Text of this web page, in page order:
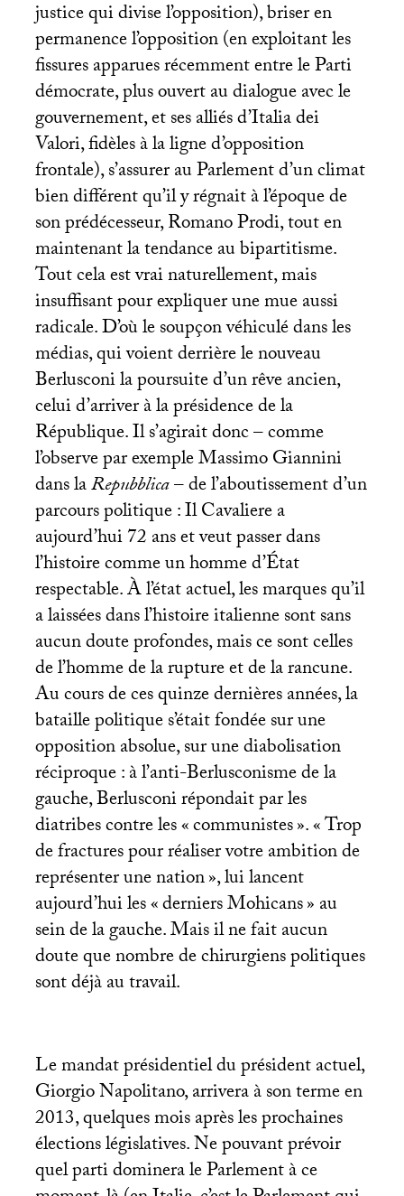
justice qui divise l’opposition), briser en
permanence l’opposition (en exploitant les
fissures apparues récemment entre le Parti
démocrate, plus ouvert au dialogue avec le
gouvernement, et ses alliés d’Italia dei
Valori, fidèles à la ligne d’opposition
frontale), s’assurer au Parlement d’un climat
bien différent qu’il y régnait à l’époque de
son prédécesseur, Romano Prodi, tout en
maintenant la tendance au bipartitisme.
Tout cela est vrai naturellement, mais
insuffisant pour expliquer une mue aussi
radicale. D’où le soupçon véhiculé dans les
médias, qui voient derrière le nouveau
Berlusconi la poursuite d’un rêve ancien,
celui d’arriver à la présidence de la
République. Il s’agirait donc – comme
l’observe par exemple Massimo Giannini
dans laRepubblica– de l’aboutissement d’un
parcours politique : Il Cavaliere a
aujourd’hui 72 ans et veut passer dans
l’histoire comme un homme d’État
respectable. À l’état actuel, les marques qu’il
a laissées dans l’histoire italienne sont sans
aucun doute profondes, mais ce sont celles
de l’homme de la rupture et de la rancune.
Au cours de ces quinze dernières années, la
bataille politique s’était fondée sur une
opposition absolue, sur une diabolisation
réciproque : à l’anti-Berlusconisme de la
gauche, Berlusconi répondait par les
diatribes contre les «communistes». «Trop
de fractures pour réaliser votre ambition de
représenter une nation», lui lancent
aujourd’hui les «derniers Mohicans» au
sein de la gauche. Mais il ne fait aucun
doute que nombre de chirurgiens politiques
sont déjà au travail.
Le mandat présidentiel du président actuel,
Giorgio Napolitano, arrivera à son terme en
2013, quelques mois après les prochaines
élections législatives. Ne pouvant prévoir
quel parti dominera le Parlement à ce